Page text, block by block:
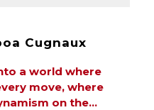
Cugnaux
a world where
move, where
on the...